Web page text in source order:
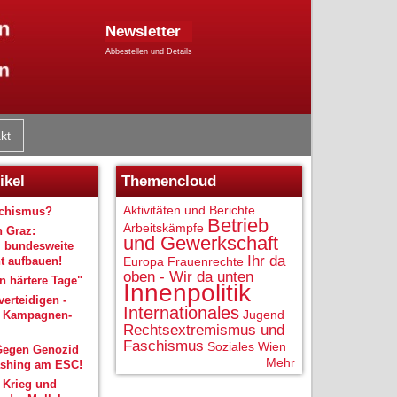
Newsletter
Abbestellen und Details
Graz:
bundesweite
aufbauen!
härtere Tage"
-
Genozid
am ESC!
Krieg und
Themencloud
Aktivitäten und Berichte
Arbeitskämpfe Betrieb
und Gewerkschaft
Europa Frauenrechte Ihr da
oben - Wir da unten
Innenpolitik
Internationales Jugend
Rechtsextremismus und
Faschismus Soziales Wien
Mehr